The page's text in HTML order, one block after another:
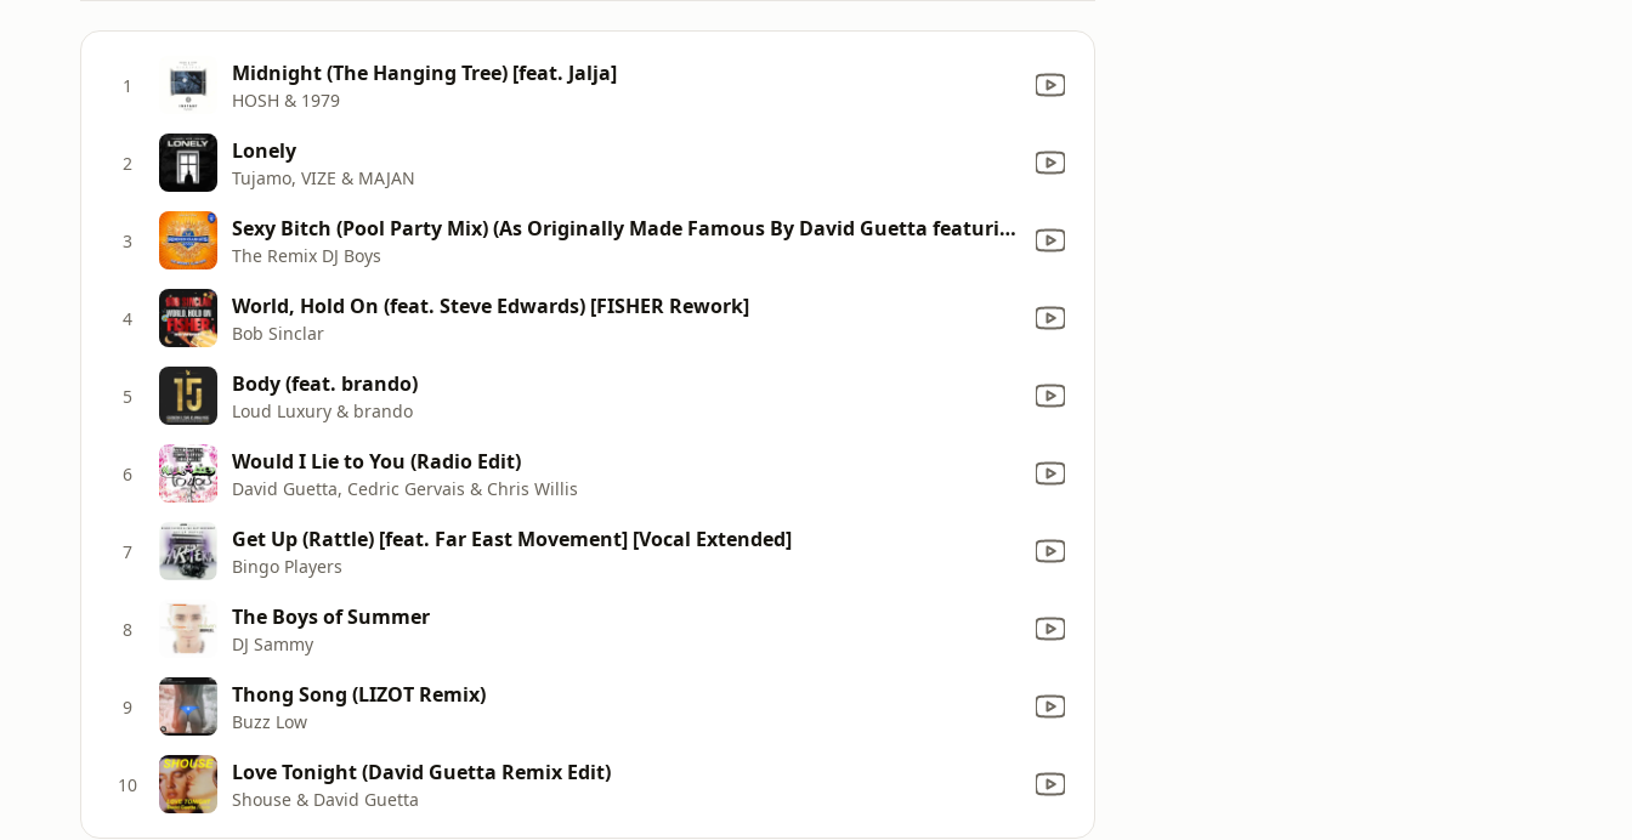
1 Midnight (The Hanging Tree) [feat. Jalja]
HOSH & 1979
2 Lonely
Tujamo, VIZE & MAJAN
3 Sexy Bitch (Pool Party Mix) (As Originally Made Famous By David Guetta featuring Akon)
The Remix DJ Boys
4 World, Hold On (feat. Steve Edwards) [FISHER Rework]
Bob Sinclar
5 Body (feat. brando)
Loud Luxury & brando
6 Would I Lie to You (Radio Edit)
David Guetta, Cedric Gervais & Chris Willis
7 Get Up (Rattle) [feat. Far East Movement] [Vocal Extended]
Bingo Players
8 The Boys of Summer
DJ Sammy
9 Thong Song (LIZOT Remix)
Buzz Low
10 Love Tonight (David Guetta Remix Edit)
Shouse & David Guetta